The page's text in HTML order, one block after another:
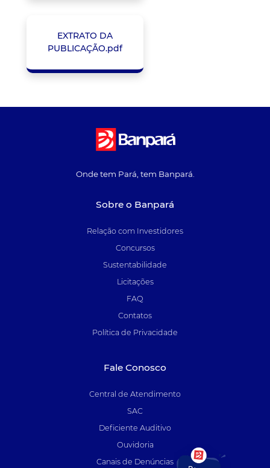
EXTRATO DA
PUBLICAÇÃO.pdf
Onde tem Pará, tem Banpará.
Sobre o Banpará
Relação com Investidores
Concursos
Sustentabilidade
Licitações
FAQ
Contatos
Política de Privacidade
Fale Conosco
Central de Atendimento
SAC
Deficiente Auditivo
Ouvidoria
Canais de Denúncias